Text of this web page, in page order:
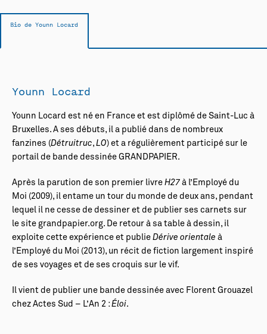
Bio de Younn Locard
Younn Locard
Younn Locard est né en France et est diplômé de Saint-Luc à
Bruxelles. A ses débuts, il a publié dans de nombreux
fanzines (Détruitruc, LO) et a régulièrement participé sur le
portail de bande dessinée GRANDPAPIER.
Après la parution de son premier livre H27 à l’Employé du
Moi (2009), il entame un tour du monde de deux ans, pendant
lequel il ne cesse de dessiner et de publier ses carnets sur
le site grandpapier.org. De retour à sa table à dessin, il
exploite cette expérience et publie Dérive orientale à
l’Employé du Moi (2013), un récit de fiction largement inspiré
de ses voyages et de ses croquis sur le vif.
Il vient de publier une bande dessinée avec Florent Grouazel
chez Actes Sud – L’An 2 :Éloi.